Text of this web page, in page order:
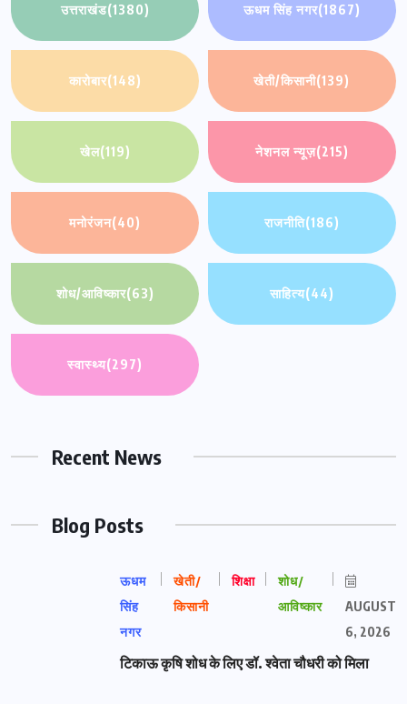
उत्तराखंड(1380) ऊधम सिंह नगर(1867)
कारोबार(148) खेती/किसानी(139)
खेल(119) नेशनल न्यूज़(215)
मनोरंजन(40) राजनीति(186)
शोध/आविष्कार(63) साहित्य(44)
स्वास्थ्य(297)
Recent News
Blog Posts
ऊधम
सिंह
नगर
खेती/
किसानी
शिक्षा
शोध/
आविष्कार
AUGUST
6, 2026
टिकाऊ कृषि शोध के लिए डॉ. श्वेता चौधरी को मिला